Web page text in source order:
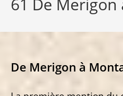
De Merigon à